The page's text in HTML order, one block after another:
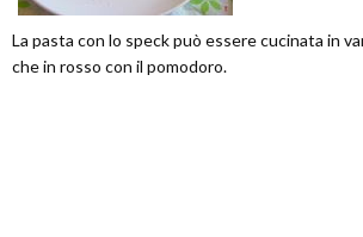
La pasta con lo speck può essere cucinata in
che in rosso con il pomodoro.